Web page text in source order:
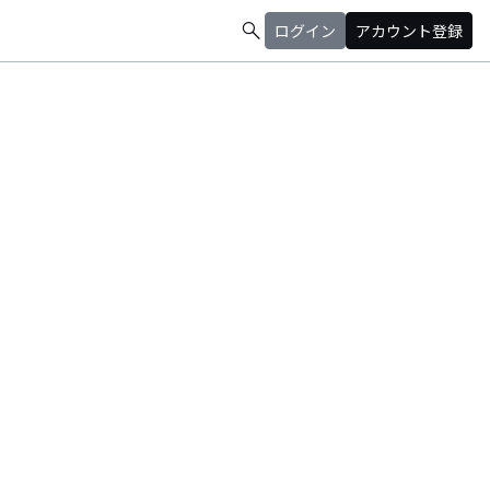
search ログイン アカウント登録